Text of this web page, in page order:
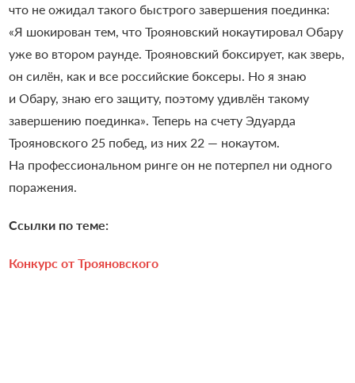
что не ожидал такого быстрого завершения поединка:
«Я шокирован тем, что Трояновский нокаутировал Обару
уже во втором раунде. Трояновский боксирует, как зверь,
он силён, как и все российские боксеры. Но я знаю
и Обару, знаю его защиту, поэтому удивлён такому
завершению поединка». Теперь на счету Эдуарда
Трояновского 25 побед, из них 22 — нокаутом.
На профессиональном ринге он не потерпел ни одного
поражения.
Ссылки по теме:
Конкурс от Трояновского